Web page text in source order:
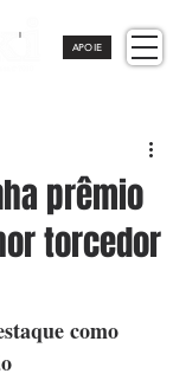
APOIE
prêmio
torcedor
como